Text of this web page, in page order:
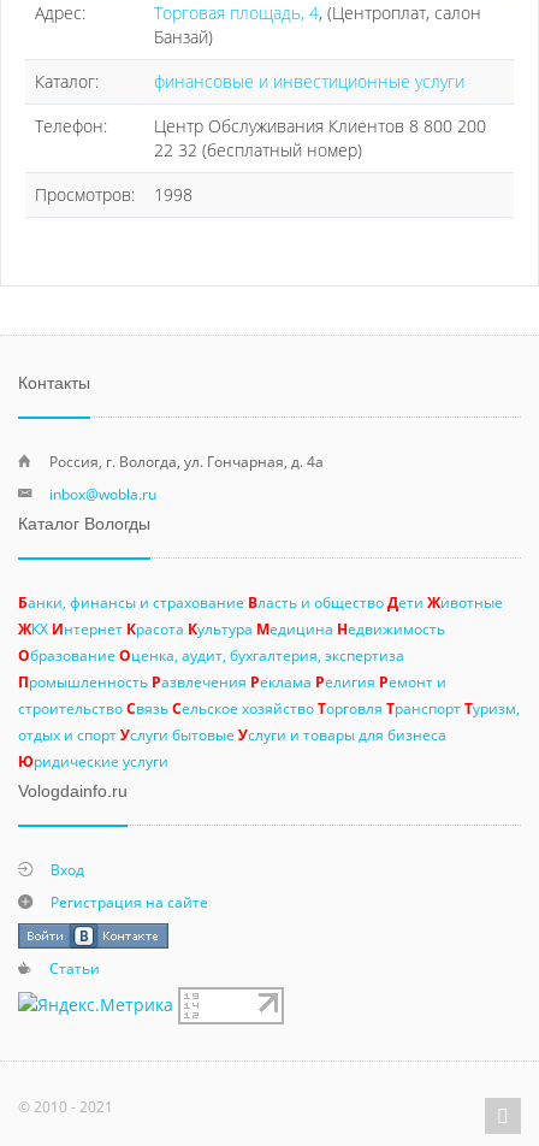
Адрес:
Торговая площадь, 4, (Центроплат, салон
Банзай)
Каталог:
финансовые и инвестиционные услуги
Телефон:
Центр Обслуживания Клиентов 8 800 200
22 32 (бесплатный номер)
Просмотров:
1998
Контакты
Россия, г. Вологда, ул. Гончарная, д. 4а
inbox@wobla.ru
Каталог Вологды
Банки, финансы и страхование Власть и обществоДети Животные
ЖКХ Интернет Красота Культура Медицина Недвижимость
Образование Оценка, аудит, бухгалтерия, экспертиза
Промышленность Развлечения Реклама Религия Ремонт и
строительствоСвязьСельское хозяйствоТорговля ТранспортТуризм,
отдых и спортУслуги бытовые Услуги и товары для бизнеса
Юридические услуги
Vologdainfo.ru
Вход
Регистрация на сайте
Статьи
© 2010 - 2021